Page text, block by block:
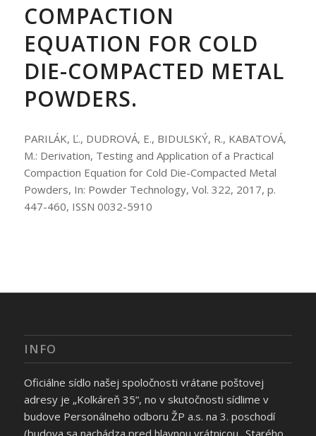
COMPACTION
EQUATION FOR COLD
DIE-COMPACTED METAL
POWDERS.
PARILÁK, Ľ., DUDROVÁ, E., BIDULSKÝ, R., KABATOVÁ,
M.: Derivation, Testing and Application of a Practical
Compaction Equation for Cold Die-Compacted Metal
Powders, In: Powder Technology, Vol. 322, 2017, p.
447-460, ISSN 0032-5910
INFO
Oficiálne sídlo našej spoločnosti vrátane poštovej
adresy je „Kolkáreň 35“, no v skutočnosti sídlime v
budove Personálneho odboru ŽP a.s. na 3. poschodí